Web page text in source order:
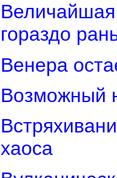
Величайшая
гораздо
Венера
Возможный
хаоса